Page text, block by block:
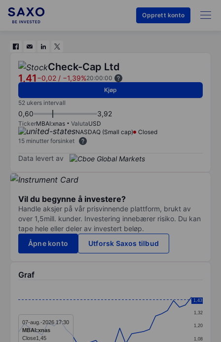
Opprett konto
Check-Cap Ltd
1,41−0,02 / −1,39%20:00:00
Kjøp
52 ukers intervall
0,60 3,92
TickerMBAI:xnas ValutaUSD
NASDAQ (Small cap)
Closed
15 minutter forsinket
Data levert av
Vil du begynne å investere?
Handle aksjer på vår prisvinnende plattform, brukt av
over 1,5mill. kunder. Investering innebærer risiko. Du kan
tape hele eller deler av investert beløp.
Åpne konto
Utforsk Saxos tilbud
Graf
The chart has 1 X axis displaying categories.
The chart has 1 Y axis displaying values. Data 1,08
1,20
1,32
1,44
1,43
07-aug.-2026 17:30
MBAI:xnas
Close1,45